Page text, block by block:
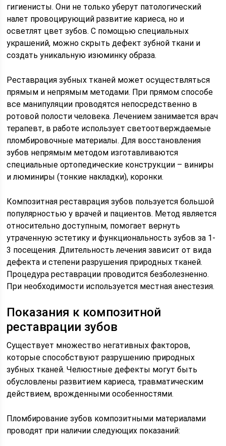
гигиенисты. Они не только уберут патологический
налет провоцирующий развитие кариеса, но и
осветлят цвет зубов. С помощью специальных
украшений, можно скрыть дефект зубной ткани и
создать уникальную изюминку образа.
Реставрация зубных тканей может осуществляться
прямым и непрямым методами. При прямом способе
все манипуляции проводятся непосредственно в
ротовой полости человека. Лечением занимается врач
терапевт, в работе использует светоотверждаемые
пломбировочные материалы. Для восстановления
зубов непрямым методом изготавливаются
специальные ортопедические конструкции – виниры
и люминиры (тонкие накладки), коронки.
Композитная реставрация зубов пользуется большой
популярностью у врачей и пациентов. Метод является
относительно доступным, помогает вернуть
утраченную эстетику и функциональность зубов за 1-
3 посещения. Длительность лечения зависит от вида
дефекта и степени разрушения природных тканей.
Процедура реставрации проводится безболезненно.
При необходимости используется местная анестезия.
Показания к композитной
реставрации зубов
Существует множество негативных факторов,
которые способствуют разрушению природных
зубных тканей. Челюстные дефекты могут быть
обусловлены развитием кариеса, травматическим
действием, врожденными особенностями.
Пломбирование зубов композитными материалами
проводят при наличии следующих показаний: